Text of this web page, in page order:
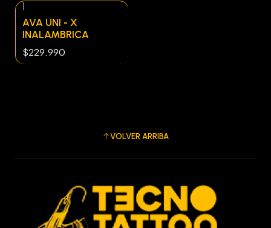
|
AVA UNI - X
INALAMBRICA
$229.990
VOLVER ARRIBA